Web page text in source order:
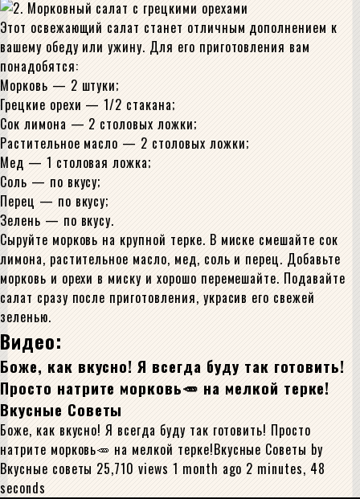
Этот освежающий салат станет отличным дополнением к
вашему обеду или ужину. Для его приготовления вам
понадобятся:
Морковь — 2 штуки;
Грецкие орехи — 1/2 стакана;
Сок лимона — 2 столовых ложки;
Растительное масло — 2 столовых ложки;
Мед — 1 столовая ложка;
Соль — по вкусу;
Перец — по вкусу;
Зелень — по вкусу.
Сыруйте морковь на крупной терке. В миске смешайте сок
лимона, растительное масло, мед, соль и перец. Добавьте
морковь и орехи в миску и хорошо перемешайте. Подавайте
салат сразу после приготовления, украсив его свежей
зеленью.
Видео:
Боже, как вкусно! Я всегда буду так готовить!
Просто натрите морковь🥕 на мелкой терке!
Вкусные Советы
Боже, как вкусно! Я всегда буду так готовить! Просто
натрите морковь🥕 на мелкой терке!Вкусные Советы by
Вкусные советы 25,710 views 1 month ago 2 minutes, 48
seconds